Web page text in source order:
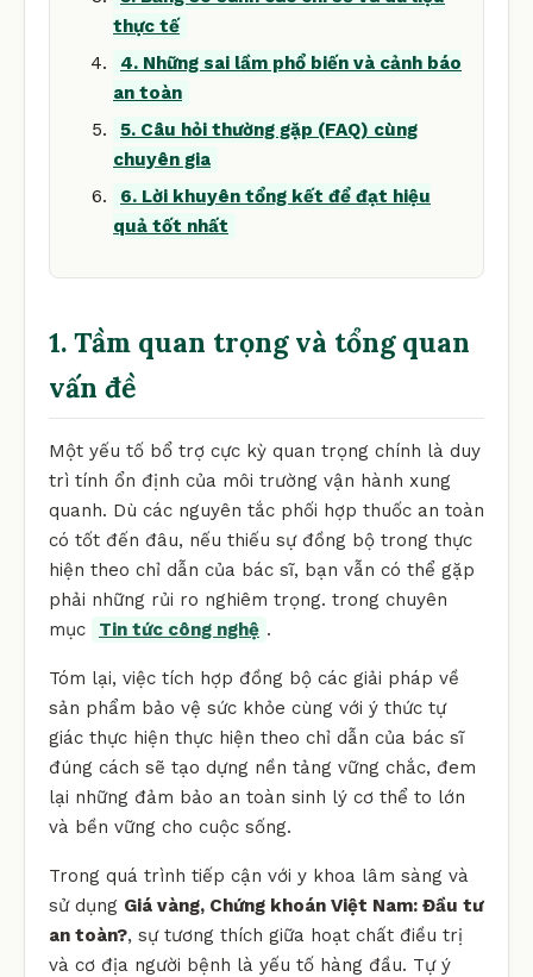
thực tế
4. Những sai lầm phổ biến và cảnh báo
an toàn
5. Câu hỏi thường gặp (FAQ) cùng
chuyên gia
6. Lời khuyên tổng kết để đạt hiệu
quả tốt nhất
1. Tầm quan trọng và tổng quan
vấn đề
Một yếu tố bổ trợ cực kỳ quan trọng chính là duy
trì tính ổn định của môi trường vận hành xung
quanh. Dù các nguyên tắc phối hợp thuốc an toàn
có tốt đến đâu, nếu thiếu sự đồng bộ trong thực
hiện theo chỉ dẫn của bác sĩ, bạn vẫn có thể gặp
phải những rủi ro nghiêm trọng. trong chuyên
mục
Tin tức công nghệ .
Tóm lại, việc tích hợp đồng bộ các giải pháp về
sản phẩm bảo vệ sức khỏe cùng với ý thức tự
giác thực hiện thực hiện theo chỉ dẫn của bác sĩ
đúng cách sẽ tạo dựng nền tảng vững chắc, đem
lại những đảm bảo an toàn sinh lý cơ thể to lớn
và bền vững cho cuộc sống.
Trong quá trình tiếp cận với y khoa lâm sàng và
sử dụng Giá vàng, Chứng khoán Việt Nam: Đầu tư
an toàn?, sự tương thích giữa hoạt chất điều trị
và cơ địa người bệnh là yếu tố hàng đầu. Tự ý